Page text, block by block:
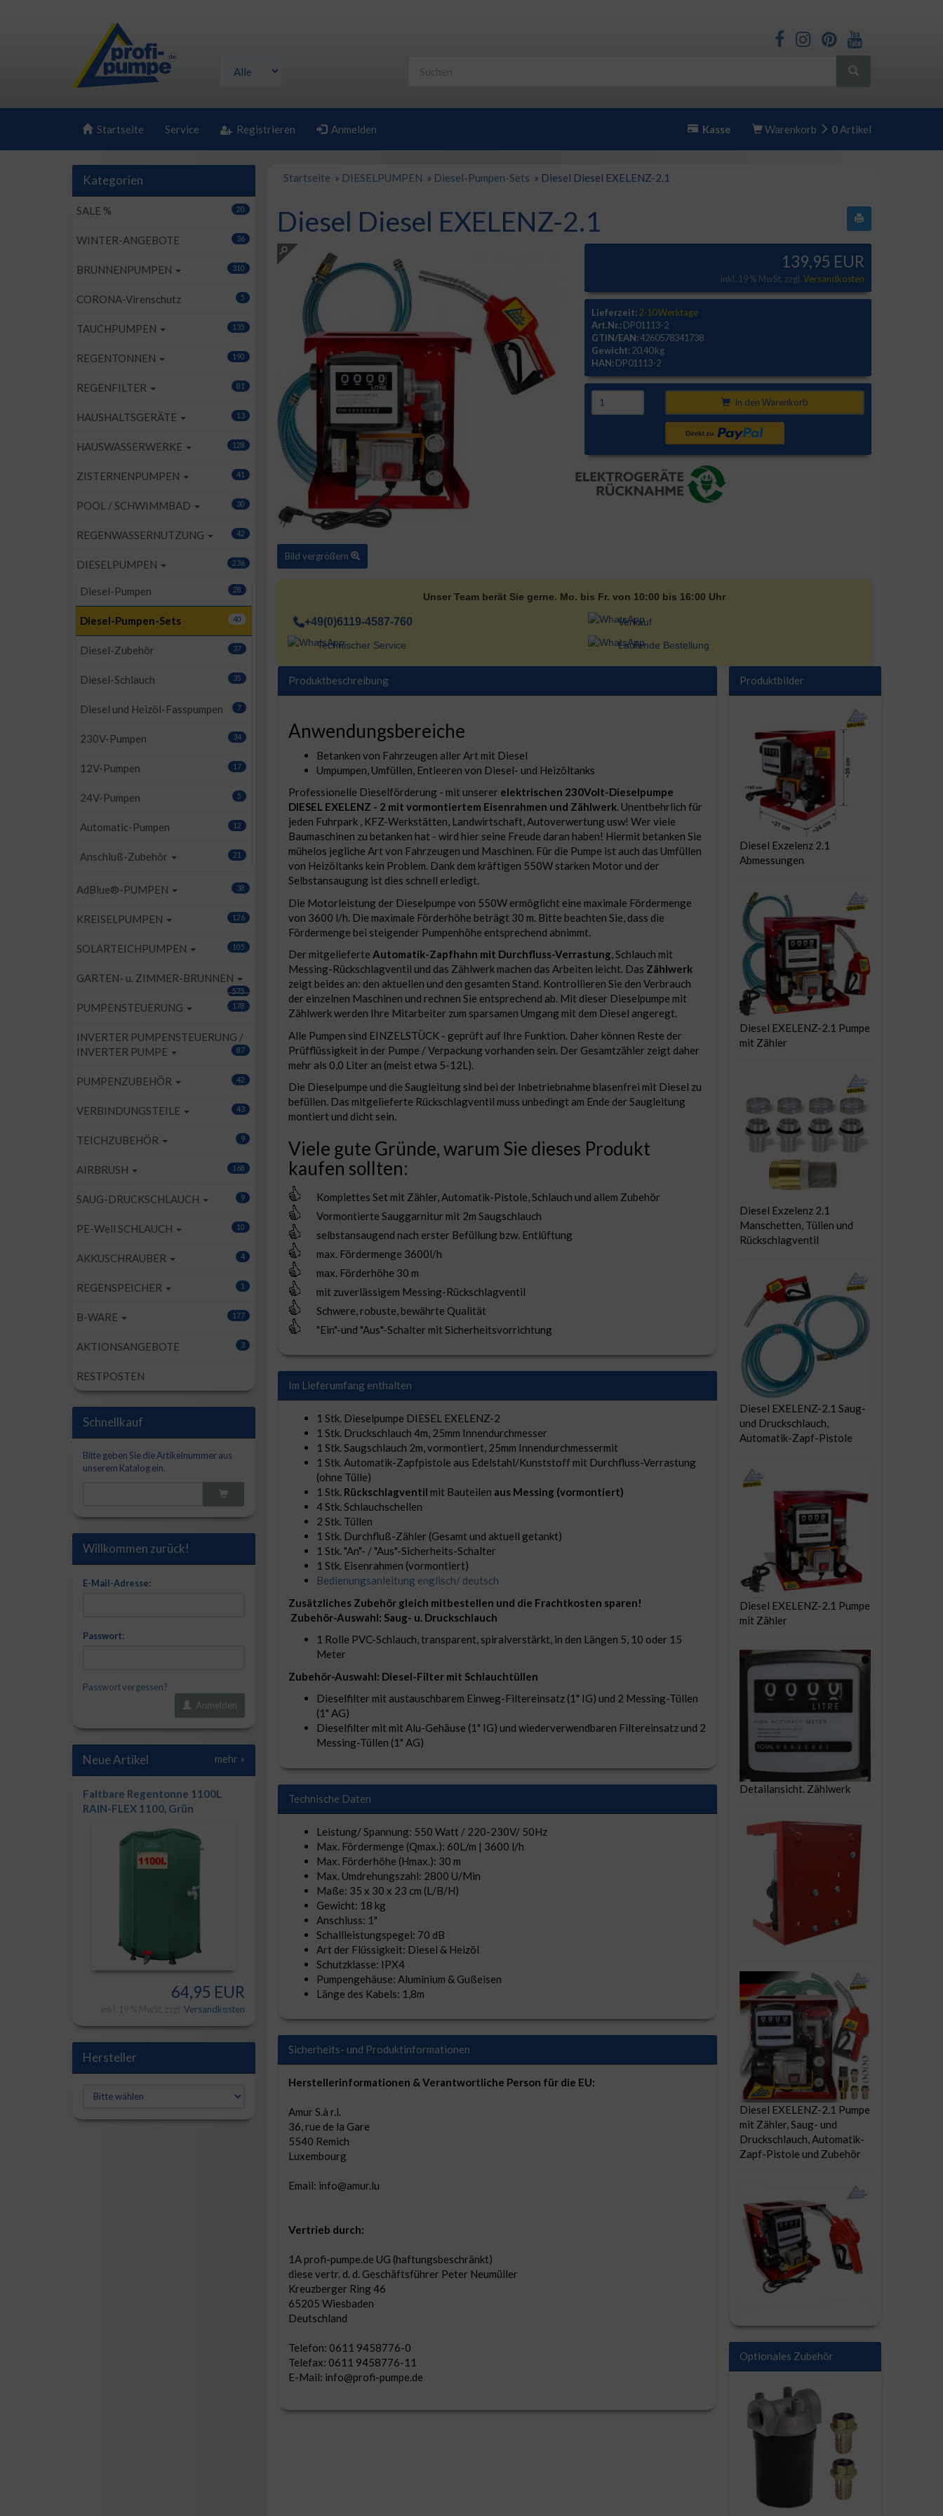
Startseite Service Registrieren Anmelden Kasse Warenkorb 0 Artikel
Kategorien
SALE % 20
WINTER-ANGEBOTE 36
BRUNNENPUMPEN 310
CORONA-Virenschutz 5
TAUCHPUMPEN 135
REGENTONNEN 190
REGENFILTER 81
HAUSHALTSGERÄTE 13
HAUSWASSERWERKE 128
ZISTERNENPUMPEN 41
POOL / SCHWIMMBAD 30
REGENWASSERNUTZUNG 42
DIESELPUMPEN 236
Diesel-Pumpen 28
Diesel-Pumpen-Sets 40
Diesel-Zubehör 37
Diesel-Schlauch 35
Diesel und Heizöl-Fasspumpen 7
230V-Pumpen 34
12V-Pumpen 17
24V-Pumpen 5
Automatic-Pumpen 12
Anschluß-Zubehör 21
AdBlue®-PUMPEN 38
KREISELPUMPEN 126
SOLARTEICHPUMPEN 105
GARTEN- u. ZIMMER-BRUNNEN
575
PUMPENSTEUERUNG 178
INVERTER PUMPENSTEUERUNG /
INVERTER PUMPE
87
PUMPENZUBEHÖR 42
VERBINDUNGSTEILE 43
TEICHZUBEHÖR 9
AIRBRUSH 168
SAUG-DRUCKSCHLAUCH 9
PE-Well SCHLAUCH 10
AKKUSCHRAUBER 4
REGENSPEICHER 1
B-WARE 177
AKTIONSANGEBOTE 3
RESTPOSTEN
Schnellkauf
Bitte geben Sie die Artikelnummer aus
unserem Katalog ein.
Willkommen zurück!
E-Mail-Adresse:
Passwort:
Passwort vergessen?
Anmelden
Neue Artikel mehr »
Faltbare Regentonne 1100L
RAIN-FLEX 1100, Grün
64,95 EUR
Versandkosten
Hersteller
Startseite » DIESELPUMPEN » Diesel-Pumpen-Sets » Diesel Diesel EXELENZ-2.1
Diesel Diesel EXELENZ-2.1
Bild vergrößern
139,95 EUR
inkl. 19 % MwSt. zzgl.Versandkosten
Lieferzeit:2-10 Werktage
Art.Nr.:DP01113-2
GTIN/EAN:4260578341738
Gewicht:20,40 kg
HAN:DP01113-2
In den Warenkorb
Unser Team berät Sie gerne. Mo. bis Fr. von 10:00 bis 16:00 Uhr
+49(0)6119-4587-760 Verkauf
Technischer Service Laufende Bestellung
Produktbilder
Diesel Exzelenz 2.1
Abmessungen
Diesel EXELENZ-2.1 Pumpe
mit Zähler
Diesel Exzelenz 2.1
Manschetten, Tüllen und
Rückschlagventil
Diesel EXELENZ-2.1 Saug-
und Druckschlauch,
Automatik-Zapf-Pistole
Diesel EXELENZ-2.1 Pumpe
mit Zähler
Detailansicht. Zählwerk
Diesel EXELENZ-2.1 Pumpe
mit Zähler, Saug- und
Druckschlauch, Automatik-
Zapf-Pistole und Zubehör
Optionales Zubehör
Produktbeschreibung
Anwendungsbereiche
Betanken von Fahrzeugen aller Art mit Diesel
Umpumpen, Umfüllen, Entleeren von Diesel- und Heizöltanks
Professionelle Dieselförderung - mit unserer elektrischen 230Volt-Dieselpumpe
DIESEL EXELENZ - 2 mit vormontiertem Eisenrahmen und Zählwerk. Unentbehrlich für
jeden Fuhrpark , KFZ-Werkstätten, Landwirtschaft, Autoverwertung usw! Wer viele
Baumaschinen zu betanken hat - wird hier seine Freude daran haben! Hiermit betanken Sie
mühelos jegliche Art von Fahrzeugen und Maschinen. Für die Pumpe ist auch das Umfüllen
von Heizöltanks kein Problem. Dank dem kräftigen 550W starken Motor und der
Selbstansaugung ist dies schnell erledigt.
Die Motorleistung der Dieselpumpe von 550W ermöglicht eine maximale Fördermenge
von 3600 l/h. Die maximale Förderhöhe beträgt 30 m. Bitte beachten Sie, dass die
Fördermenge bei steigender Pumpenhöhe entsprechend abnimmt.
Der mitgelieferte Automatik-Zapfhahn mit Durchfluss-Verrastung, Schlauch mit
Messing-Rückschlagventil und das Zählwerk machen das Arbeiten leicht. Das Zählwerk
zeigt beides an: den aktuellen und den gesamten Stand. Kontrollieren Sie den Verbrauch
der einzelnen Maschinen und rechnen Sie entsprechend ab. Mit dieser Dieselpumpe mit
Zählwerk werden Ihre Mitarbeiter zum sparsamen Umgang mit dem Diesel angeregt.
Alle Pumpen sind EINZELSTÜCK - geprüft auf Ihre Funktion. Daher können Reste der
Prüfflüssigkeit in der Pumpe / Verpackung vorhanden sein. Der Gesamtzähler zeigt daher
mehr als 0,0 Liter an (meist etwa 5-12L).
Die Dieselpumpe und die Saugleitung sind bei der Inbetriebnahme blasenfrei mit Diesel zu
befüllen. Das mitgelieferte Rückschlagventil muss unbedingt am Ende der Saugleitung
montiert und dicht sein.
Viele gute Gründe, warum Sie dieses Produkt
kaufen sollten:
Komplettes Set mit Zähler, Automatik-Pistole, Schlauch und allem Zubehör
Vormontierte Sauggarnitur mit 2m Saugschlauch
selbstansaugend nach erster Befüllung bzw. Entlüftung
max. Fördermenge 3600l/h
max. Förderhöhe 30 m
mit zuverlässigem Messing-Rückschlagventil
Schwere, robuste, bewährte Qualität
"Ein"-und "Aus"-Schalter mit Sicherheitsvorrichtung
Im Lieferumfang enthalten
1 Stk. Dieselpumpe DIESEL EXELENZ-2
1 Stk. Druckschlauch 4m, 25mm Innendurchmesser
1 Stk. Saugschlauch 2m, vormontiert, 25mm Innendurchmessermit
1 Stk. Automatik-Zapfpistole aus Edelstahl/Kunststoff mit Durchfluss-Verrastung
(ohne Tülle)
1 Stk. Rückschlagventil mit Bauteilen aus Messing (vormontiert)
4 Stk. Schlauchschellen
2 Stk. Tüllen
1 Stk. Durchfluß-Zähler (Gesamt und aktuell getankt)
1 Stk. "An"- / "Aus"-Sicherheits-Schalter
1 Stk. Eisenrahmen (vormontiert)
Bedienungsanleitung englisch/ deutsch
Zusätzliches Zubehör gleich mitbestellen und die Frachtkosten sparen!
Zubehör-Auswahl: Saug- u. Druckschlauch
1 Rolle PVC-Schlauch, transparent, spiralverstärkt, in den Längen 5, 10 oder 15
Meter
Zubehör-Auswahl: Diesel-Filter mit Schlauchtüllen
Dieselfilter mit austauschbarem Einweg-Filtereinsatz (1" IG) und 2 Messing-Tüllen
(1" AG)
Dieselfilter mit mit Alu-Gehäuse (1" IG) und wiederverwendbaren Filtereinsatz und 2
Messing-Tüllen (1" AG)
Technische Daten
Leistung/ Spannung: 550 Watt / 220-230V/ 50Hz
Max. Fördermenge (Qmax.): 60L/m | 3600 l/h
Max. Förderhöhe (Hmax.): 30 m
Max. Umdrehungszahl: 2800 U/Min
Maße: 35 x 30 x 23 cm (L/B/H)
Gewicht: 18 kg
Anschluss: 1"
Schallleistungspegel: 70 dB
Art der Flüssigkeit: Diesel & Heizöl
Schutzklasse: IPX4
Pumpengehäuse: Aluminium & Gußeisen
Länge des Kabels: 1,8m
Sicherheits- und Produktinformationen
Herstellerinformationen & Verantwortliche Person für die EU:
Amur S.à r.l.
36, rue de la Gare
5540 Remich
Luxembourg
Email: info@amur.lu
Vertrieb durch:
1A profi-pumpe.de UG (haftungsbeschränkt)
diese vertr. d. d. Geschäftsführer Peter Neumüller
Kreuzberger Ring 46
65205 Wiesbaden
Deutschland
Telefon: 0611 9458776-0
Telefax: 0611 9458776-11
E-Mail: info@profi-pumpe.de